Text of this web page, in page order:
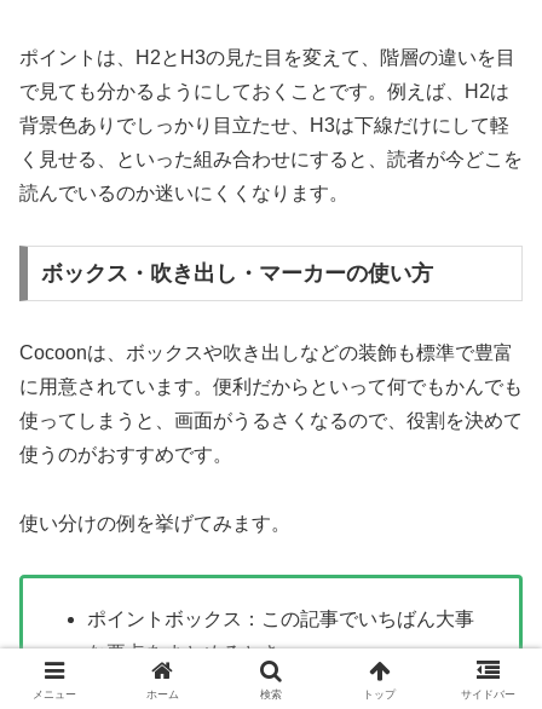
ポイントは、H2とH3の見た目を変えて、階層の違いを目
で見ても分かるようにしておくことです。例えば、H2は
背景色ありでしっかり目立たせ、H3は下線だけにして軽
く見せる、といった組み合わせにすると、読者が今どこを
読んでいるのか迷いにくくなります。
ボックス・吹き出し・マーカーの使い方
Cocoonは、ボックスや吹き出しなどの装飾も標準で豊富
に用意されています。便利だからといって何でもかんでも
使ってしまうと、画面がうるさくなるので、役割を決めて
使うのがおすすめです。
使い分けの例を挙げてみます。
ポイントボックス：この記事でいちばん大事
な要点をまとめるとき
注意ボックス：やってはいけないことや注意
メニュー ホーム 検索 トップ サイドバー